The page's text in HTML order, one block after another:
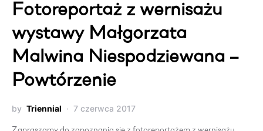
Fotoreportaż z wernisażu
wystawy Małgorzata
Malwina Niespodziewana –
Powtórzenie
by Triennial 7 czerwca 2017